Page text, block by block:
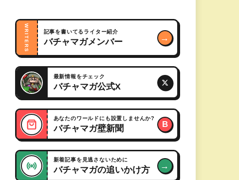
WRITERS 記事を書いてるライター紹介
バチャマガメンバー →
最新情報をチェック
バチャマガ公式X
あなたのワールドにも設置しませんか?
バチャマガ壁新聞 B
新着記事を見逃さないために
バチャマガの追いかけ方 →